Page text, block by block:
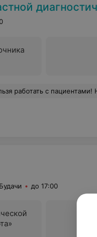
лицо, садитесь возле двери(хорошо, что не под дверь).
до 17:00